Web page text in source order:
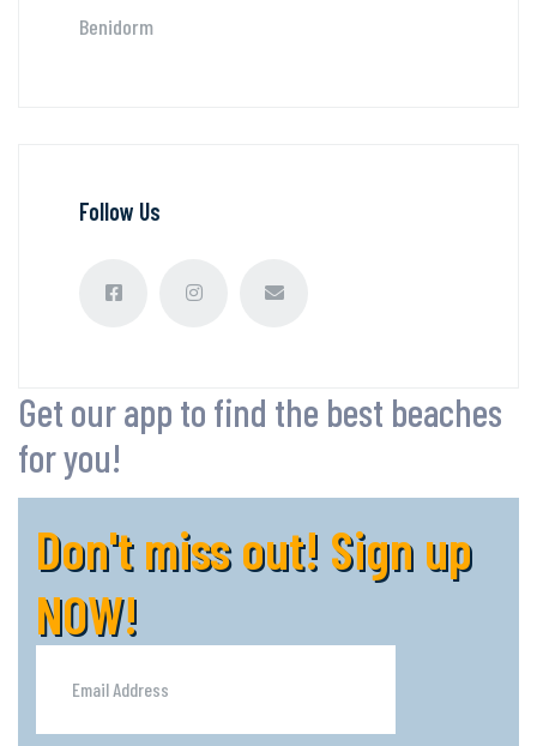
Benidorm
Follow Us
Get our app to find the best beaches
for you!
Don't miss out! Sign up
NOW!